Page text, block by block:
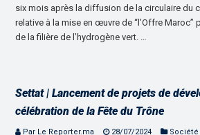
six mois après la diffusion de la circulaire du
relative à la mise en œuvre de “l’Offre
de la filière de l’hydrogène vert. …
Settat | Lancement de projets de
célébration de la Fête du Trône
Par Le Reporter.ma 28/07/2024 Société